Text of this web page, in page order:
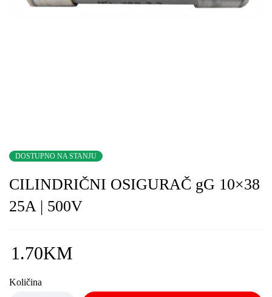
DOSTUPNO NA STANJU
CILINDRIČNI OSIGURAČ gG 10×38
25A | 500V
1.70KM
Količina